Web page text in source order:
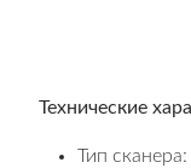
Технические
Тип